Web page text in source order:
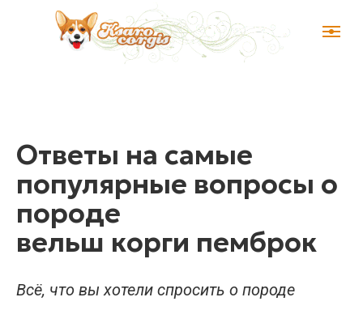
Ответы на самые
популярные вопросы о
породе
вельш корги пемброк
Всё, что вы хотели спросить о породе